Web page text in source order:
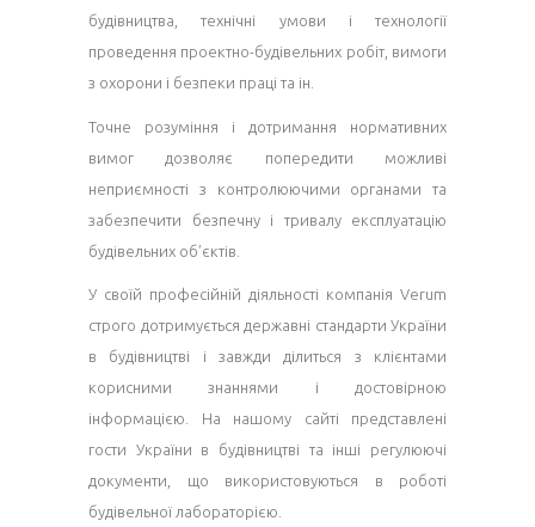
будівництва, технічні умови і технології
проведення проектно-будівельних робіт, вимоги
з охорони і безпеки праці та ін.
Точне розуміння і дотримання нормативних
вимог дозволяє попередити можливі
неприємності з контролюючими органами та
забезпечити безпечну і тривалу експлуатацію
будівельних об’єктів.
У своїй професійній діяльності компанія Verum
строго дотримується державні стандарти України
в будівництві і завжди ділиться з клієнтами
корисними знаннями і достовірною
інформацією. На нашому сайті представлені
гости України в будівництві та інші регулюючі
документи, що використовуються в роботі
будівельної лабораторією.